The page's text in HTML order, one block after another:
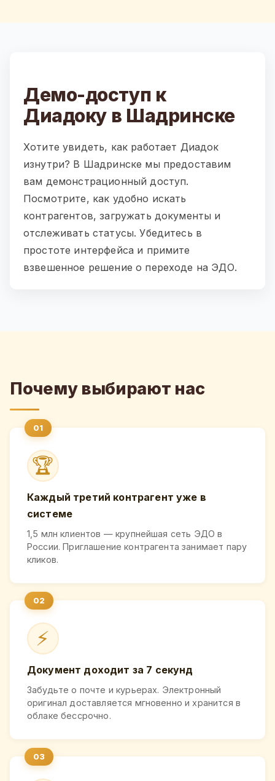
Демо-доступ к
Диадоку в Шадринске
Хотите увидеть, как работает Диадок
изнутри? В Шадринске мы предоставим
вам демонстрационный доступ.
Посмотрите, как удобно искать
контрагентов, загружать документы и
отслеживать статусы. Убедитесь в
простоте интерфейса и примите
взвешенное решение о переходе на ЭДО.
Почему выбирают нас
🏆
Каждый третий контрагент уже в
системе
1,5 млн клиентов — крупнейшая сеть ЭДО в
России. Приглашение контрагента занимает пару
кликов.
⚡
Документ доходит за 7 секунд
Забудьте о почте и курьерах. Электронный
оригинал доставляется мгновенно и хранится в
облаке бессрочно.